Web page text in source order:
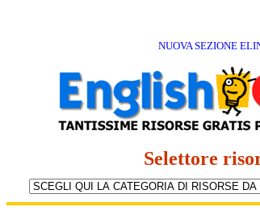
NUOVA SEZIONE
Selettore